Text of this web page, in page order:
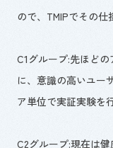
ので、TMIPでその仕
C1グループ:先ほど
に、意識の高いユー
ア単位で実証実験を
C2グループ:現在は